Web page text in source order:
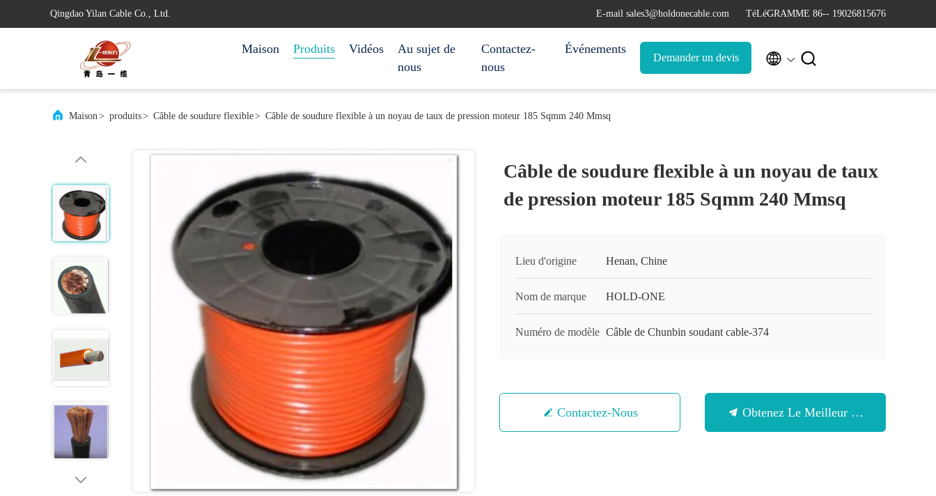
Qingdao Yilan Cable Co., Ltd. E-mail sales3@holdonecable.com TéLéGRAMME 86-- 19026815676
Maison Produits Vidéos
Au sujet de
nous
Contactez-
nous
Événements
Demander un devis  
Maison> produits> Câble de soudure flexible> Câble de soudure flexible à un noyau de taux de pression moteur 185 Sqmm 240 Mmsq
Câble de soudure flexible à un noyau de taux
de pression moteur 185 Sqmm 240 Mmsq
Lieu d'origine Henan, Chine
Nom de marque HOLD-ONE
Numéro de modèle Câble de Chunbin soudant cable-374
Contactez-Nous Obtenez Le Meilleur Prix